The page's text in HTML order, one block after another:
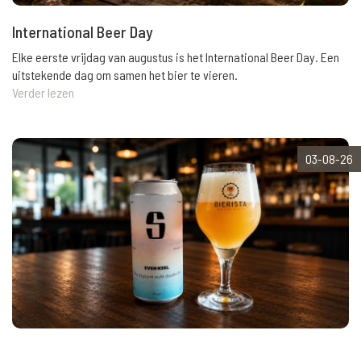
International Beer Day
Elke eerste vrijdag van augustus is het International Beer Day. Een
uitstekende dag om samen het bier te vieren.
Verder lezen
03-08-26